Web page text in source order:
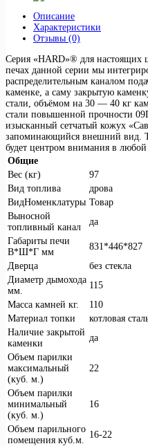
Описание
Характеристики
Отзывы (0)
Серия «HARD»® для настоящих
печах данной серии мы
распределительным каналом
каменке, а саму закрытую
стали, объёмом на 30 — 40 кг
стали повышенной прочности
изысканный сетчатый кожух
запоминающийся внешний вид.
будет центром внимания в любой
Общие
Вес (кг)
97
Вид топлива
дрова
ВидНоменклатуры Товар
Выносной
топливный канал
да
Габариты печи
В*Ш*Г мм
831*446*827
Дверца
без стекла
Диаметр дымохода
мм.
115
Масса камней кг.
110
Материал топки
котловая
Наличие закрытой
каменки
да
Объем парилки
максимальный
(куб. м.)
22
Объем парилки
минимальный
(куб. м.)
16
Объем парильного
помещения куб.м.
16-22